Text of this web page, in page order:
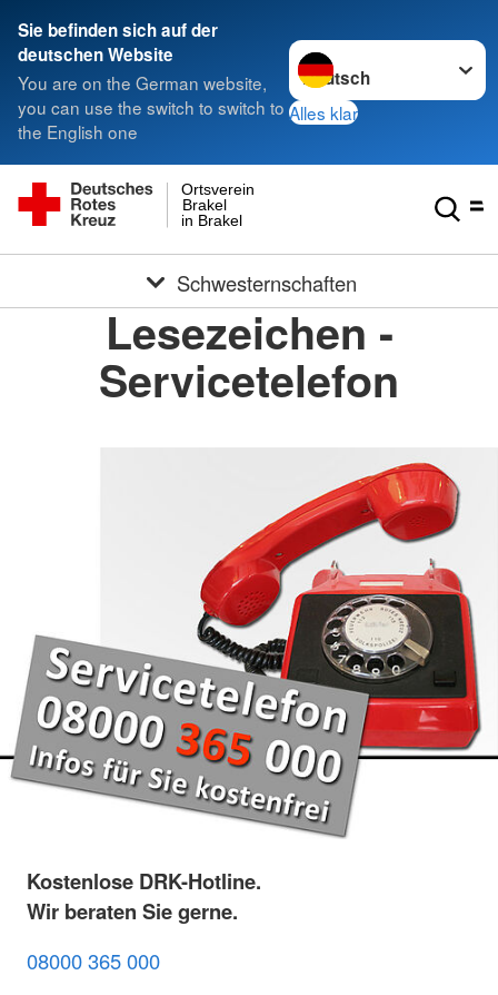
Sie befinden sich auf der
deutschen Website
You are on the German website,
you can use the switch to switch to
the English one
Sprache wechseln zu
Alles klar
in Brakel
Brakel
Ortsverein
Schwesternschaften
Lesezeichen -
Servicetelefon
Kostenlose DRK-Hotline.
Wir beraten Sie gerne.
08000 365 000